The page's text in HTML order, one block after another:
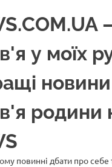
у моїх
родини
повинні дбати про